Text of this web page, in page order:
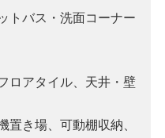
トバス・洗面コーナー
ロアタイル、天井・壁
置き場、可動棚収納、